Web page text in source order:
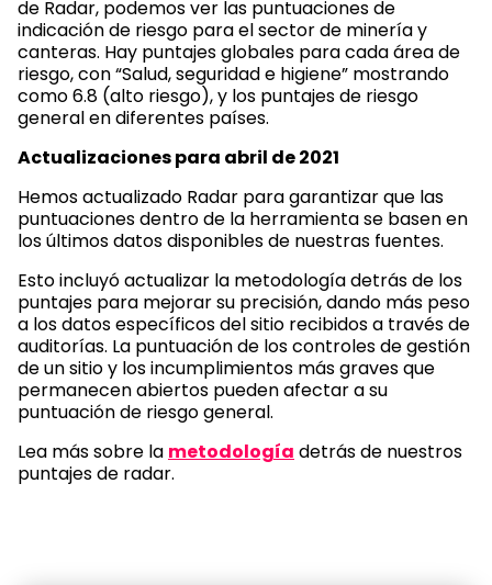
de Radar, podemos ver las puntuaciones de
indicación de riesgo para el sector de minería y
canteras. Hay puntajes globales para cada área de
riesgo, con “Salud, seguridad e higiene” mostrando
como 6.8 (alto riesgo), y los puntajes de riesgo
general en diferentes países.
Actualizaciones para abril de 2021
Hemos actualizado Radar para garantizar que las
puntuaciones dentro de la herramienta se basen en
los últimos datos disponibles de nuestras fuentes.
Esto incluyó actualizar la metodología detrás de los
puntajes para mejorar su precisión, dando más peso
a los datos específicos del sitio recibidos a través de
auditorías. La puntuación de los controles de gestión
de un sitio y los incumplimientos más graves que
permanecen abiertos pueden afectar a su
puntuación de riesgo general.
Lea más sobre la metodología detrás de nuestros
puntajes de radar.